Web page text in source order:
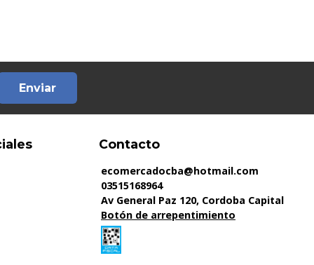
Enviar
Contacto
ecomercadocba@hotmail.com
03515168964
Av General Paz 120, Cordoba Capital
Botón de arrepentimiento